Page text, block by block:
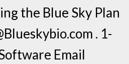
the Blue Sky Plan
. 1-
Email